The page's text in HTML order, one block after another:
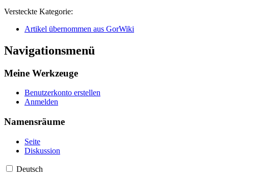
Versteckte Kategorie:
Artikel übernommen aus GorWiki
Navigationsmenü
Meine Werkzeuge
Benutzerkonto erstellen
Anmelden
Namensräume
Seite
Diskussion
Deutsch